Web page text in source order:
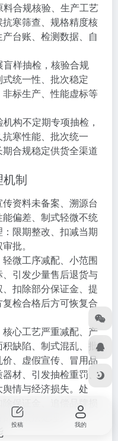
合规核验、生产工艺
寒筛查、规格精度核
台账、检测数据、自
样抽检，核验合规
统一性、批次稳定
标生产、性能虚标等
构不定期专项抽检，
寒性能、批次统一
合规稳定供货全渠道
制
传资料未备案、溯源台
偏差、制式轻微不统
限期整改、扣减当期
批。
轻微工序减配、小范围
引发少量售后退货与
扣除部分保证金、提
检合格后方可恢复合
核心工艺严重减配、产
缺陷、制式混乱、批
、虚假宣传、冒用品
材、引发抽检重罚、
情与经济损失。处
保证金、追偿品牌损
门依法处理。
投稿 我的